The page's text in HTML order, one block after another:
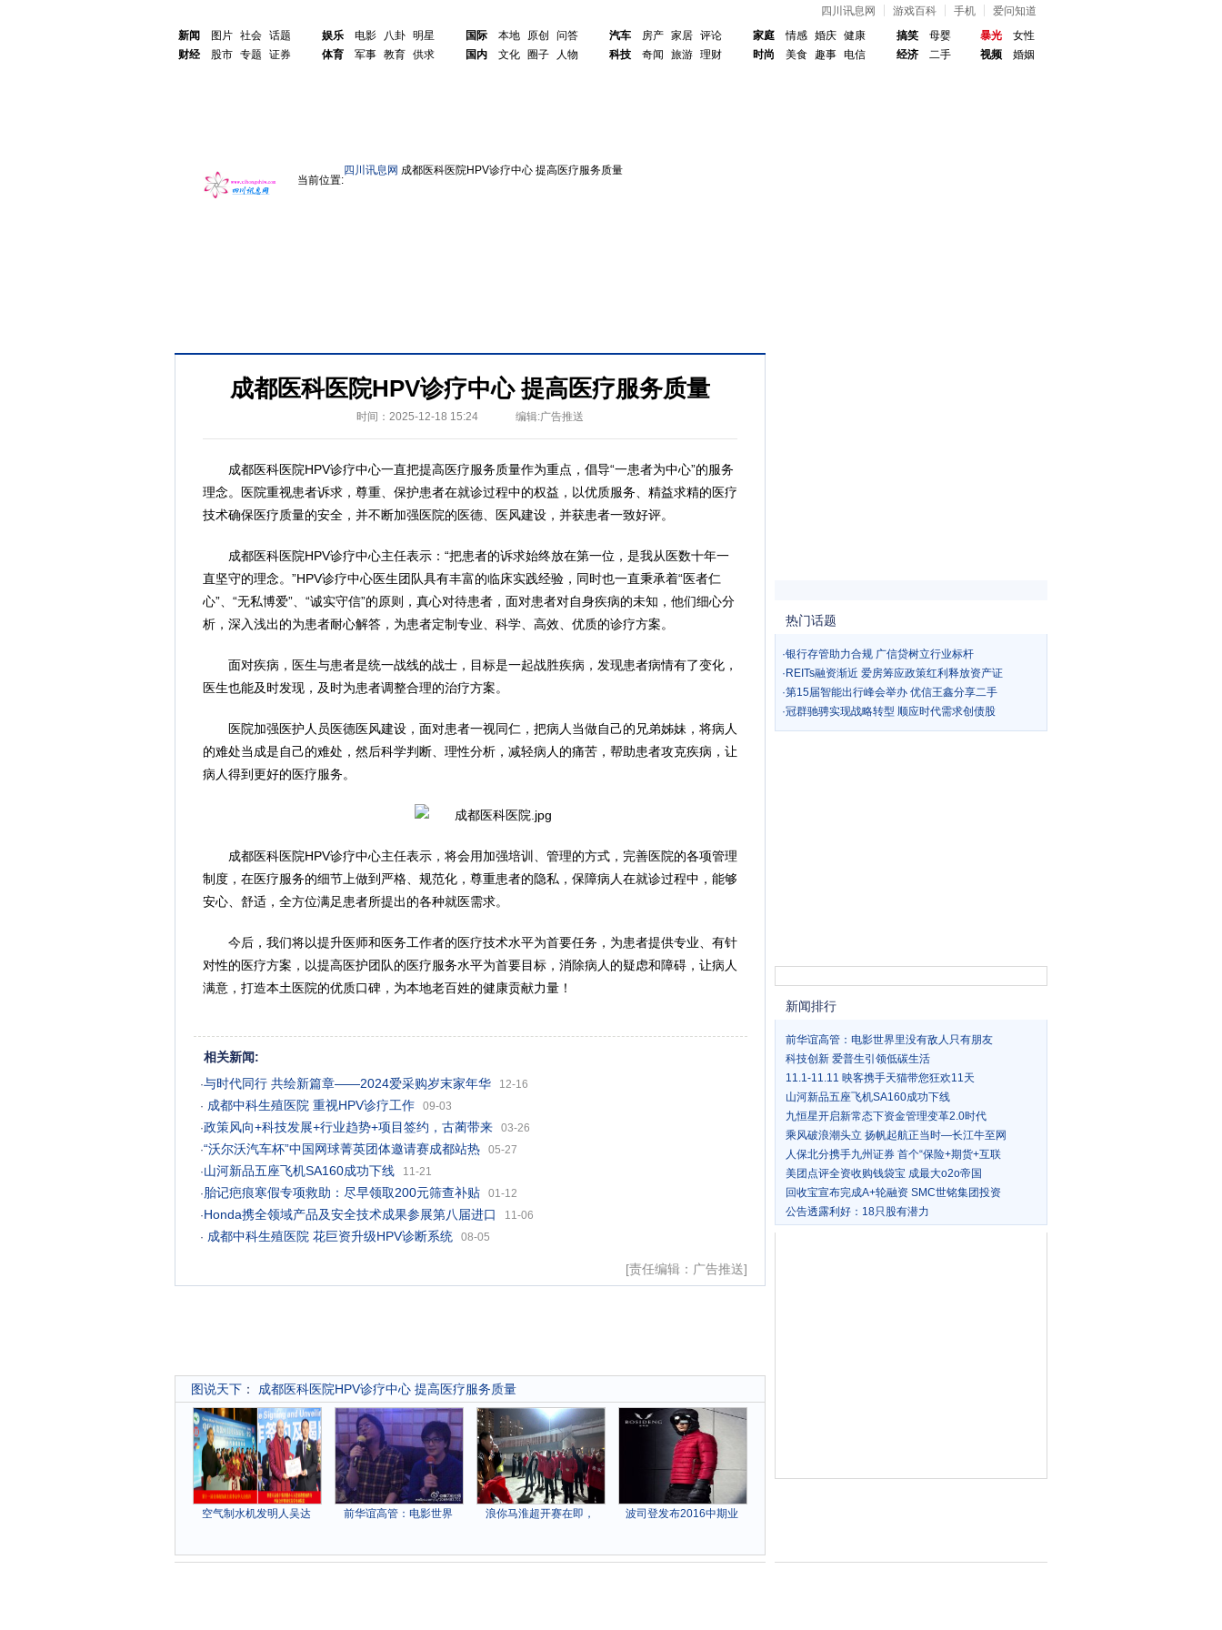
四川讯息网 游戏百科 手机
爱问知道
新闻
图片 社会 话题
财经
股市 专题 证券
娱乐 电影 八卦 明星
体育
军事 教育 供求
国际 本地 原创
问答
国内
文化 圈子 人物
汽车 房产 家居 评论
科技
奇闻 旅游 理财
家庭 情感 婚庆 健康
时尚
美食 趣事 电信
搞笑
母婴
经济
二手
暴光
女性
视频
婚姻
当前位置:
四川讯息网 成都医科医院HPV诊疗中心 提高医疗服务质量
成都医科医院HPV诊疗中心 提高医疗服务质量
时间：2025-12-18 15:24 编辑:广告推送
成都医科医院HPV诊疗中心一直把提高医疗服务质量作为重点，倡导“一患者为中心”的服务
理念。医院重视患者诉求，尊重、保护患者在就诊过程中的权益，以优质服务、精益求精的医疗
技术确保医疗质量的安全，并不断加强医院的医德、医风建设，并获患者一致好评。
成都医科医院HPV诊疗中心主任表示：“把患者的诉求始终放在第一位，是我从医数十年一
直坚守的理念。”HPV诊疗中心医生团队具有丰富的临床实践经验，同时也一直秉承着“医者仁
心”、“无私博爱”、“诚实守信”的原则，真心对待患者，面对患者对自身疾病的未知，他们细心分
析，深入浅出的为患者耐心解答，为患者定制专业、科学、高效、优质的诊疗方案。
面对疾病，医生与患者是统一战线的战士，目标是一起战胜疾病，发现患者病情有了变化，
医生也能及时发现，及时为患者调整合理的治疗方案。
医院加强医护人员医德医风建设，面对患者一视同仁，把病人当做自己的兄弟姊妹，将病人
的难处当成是自己的难处，然后科学判断、理性分析，减轻病人的痛苦，帮助患者攻克疾病，让
病人得到更好的医疗服务。
成都医科医院HPV诊疗中心主任表示，将会用加强培训、管理的方式，完善医院的各项管理
制度，在医疗服务的细节上做到严格、规范化，尊重患者的隐私，保障病人在就诊过程中，能够
安心、舒适，全方位满足患者所提出的各种就医需求。
今后，我们将以提升医师和医务工作者的医疗技术水平为首要任务，为患者提供专业、有针
对性的医疗方案，以提高医护团队的医疗服务水平为首要目标，消除病人的疑虑和障碍，让病人
满意，打造本土医院的优质口碑，为本地老百姓的健康贡献力量！
相关新闻:
·与时代同行 共绘新篇章——2024爱采购岁末家年华
12-16
· 成都中科生殖医院 重视HPV诊疗工作
09-03
·政策风向+科技发展+行业趋势+项目签约，古蔺带来
03-26
·“沃尔沃汽车杯”中国网球菁英团体邀请赛成都站热
05-27
·山河新品五座飞机SA160成功下线
11-21
·胎记疤痕寒假专项救助：尽早领取200元筛查补贴
01-12
·Honda携全领域产品及安全技术成果参展第八届进口
11-06
· 成都中科生殖医院 花巨资升级HPV诊断系统 08-05
[责任编辑：广告推送]
图说天下 ： 成都医科医院HPV诊疗中心 提高医疗服务质量
空气制水机发明人吴达 前华谊高管：电影世界 浪你马淮超开赛在即， 波司登发布2016中期业
热门话题
·银行存管助力合规 广信贷树立行业标杆
· REITs融资渐近 爱房筹应政策红利释放资产证
·第15届智能出行峰会举办 优信王鑫分享二手
·冠群驰骋实现战略转型 顺应时代需求创债股
新闻排行
前华谊高管：电影世界里没有敌人只有朋友
科技创新 爱普生引领低碳生活
11.1-11.11 映客携手天猫带您狂欢11天
山河新品五座飞机SA160成功下线
九恒星开启新常态下资金管理变革2.0时代
乘风破浪潮头立 扬帆起航正当时—长江牛至网
人保北分携手九州证券 首个“保险+期货+互联
美团点评全资收购钱袋宝 成最大o2o帝国
回收宝宣布完成A+轮融资 SMC世铭集团投资
公告透露利好：18只股有潜力